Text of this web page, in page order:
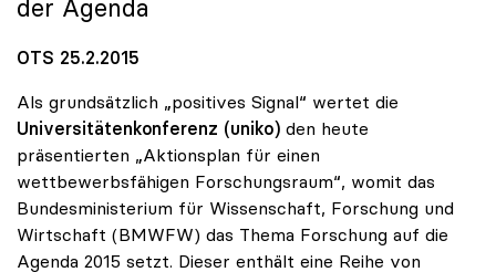
der Agenda
OTS 25.2.2015
Als grundsätzlich „positives Signal“ wertet die
Universitätenkonferenz (uniko) den heute
präsentierten „Aktionsplan für einen
wettbewerbsfähigen Forschungsraum“, womit das
Bundesministerium für Wissenschaft, Forschung und
Wirtschaft (BMWFW) das Thema Forschung auf die
Agenda 2015 setzt. Dieser enthält eine Reihe von